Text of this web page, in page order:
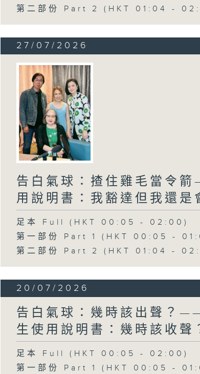
第二部份 Part 2 (HKT 01:04 -
27/07/2026
告白氣球：揸住雞毛當令
用說明書：我豁達但我還
足本 Full (HKT 00:05 - 02:00)
第一部份 Part 1 (HKT 00:05 -
第二部份 Part 2 (HKT 01:04 -
20/07/2026
告白氣球：幾時該出聲？
生使用說明書：幾時該收
足本 Full (HKT 00:05 - 02:00)
第一部份 Part 1 (HKT 00:05 -